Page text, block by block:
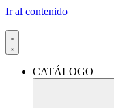
Ir al contenido
CATÁLOGO